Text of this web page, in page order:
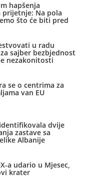
hapšenja
prijetnje: Na pola
što će biti pred
u radu
sajber bezbjednost
nezakonitosti
se o centrima za
van EU
dvije
zastave sa
Albanije
a udario u Mjesec,
krater